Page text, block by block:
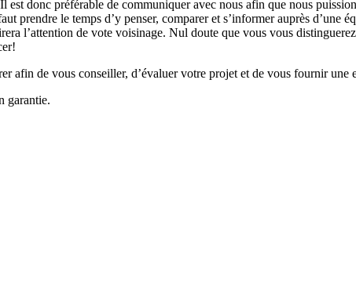
donc préférable de communiquer avec nous afin que nous
prendre le temps d’y penser, comparer et s’informer auprès d’une
l’attention de vote voisinage. Nul doute que vous vous
afin de vous conseiller, d’évaluer votre projet et de vous fournir une
garantie.